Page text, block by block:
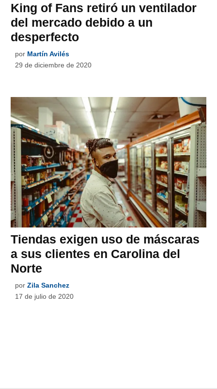
King of Fans retiró un ventilador
del mercado debido a un
desperfecto
por Martín Avilés
29 de diciembre de 2020
Tiendas exigen uso de máscaras
a sus clientes en Carolina del
Norte
por Zila Sanchez
17 de julio de 2020